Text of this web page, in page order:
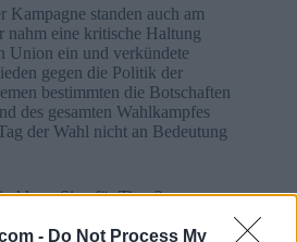
- Do Not Process My
Kampagne standen auch am
nahm eine kritische Haltung
Union ein und verkündete
gegen die Politik der
bestimmten die Botschaften
des gesamten Wahlkampfes
der Wahl nicht an Bedeutung
klarer Sieg für Tisza?
in den Wochen vor der Wahl